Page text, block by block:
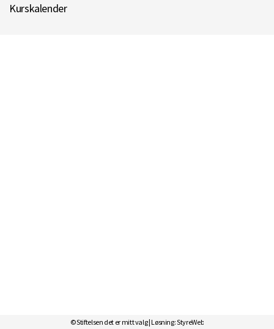
Kurskalender
© Stiftelsen det er mitt valg | Løsning:StyreWeb